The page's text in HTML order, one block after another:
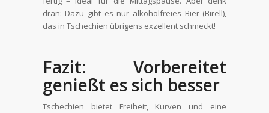
dran: Dazu gibt es nur alkoholfreies Bier (Birell),
das in Tschechien übrigens exzellent schmeckt!
Fazit: Vorbereitet
genießt es sich besser
Tschechien bietet Freiheit, Kurven und eine